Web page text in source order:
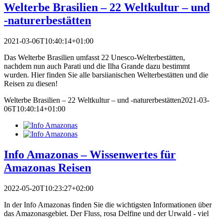
Welterbe Brasilien – 22 Weltkultur – und
-naturerbestätten
2021-03-06T10:40:14+01:00
Das Welterbe Brasilien umfasst 22 Unesco-Welterbestätten,
nachdem nun auch Parati und die Ilha Grande dazu bestimmt
wurden. Hier finden Sie alle barsiianischen Welterbestätten und die
Reisen zu diesen!
Welterbe Brasilien – 22 Weltkultur – und -naturerbestätten2021-03-
06T10:40:14+01:00
Info Amazonas – Wissenwertes für
Amazonas Reisen
2022-05-20T10:23:27+02:00
In der Info Amazonas finden Sie die wichtigsten Informationen über
das Amazonasgebiet. Der Fluss, rosa Delfine und der Urwald - viel